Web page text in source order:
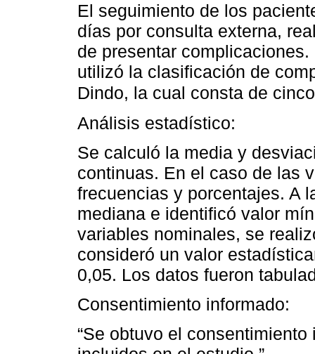
El seguimiento de los
días por consulta externa,
de presentar
utilizó la clasificación de
Dindo, la cual consta de
Análisis estadístico:
Se calculó la media y
continuas. En el caso de las
frecuencias y porcentajes. A
mediana e identificó valor
variables nominales, se
consideró un valor
0,05. Los datos fueron
Consentimiento informado:
“Se obtuvo el